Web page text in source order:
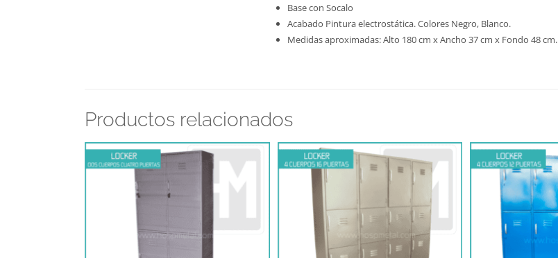
Base con Socalo
Acabado Pintura electrostática. Colores Negro, Blanco.
Medidas aproximadas: Alto 180 cm x Ancho 37 cm x Fondo 48 cm.
Productos relacionados